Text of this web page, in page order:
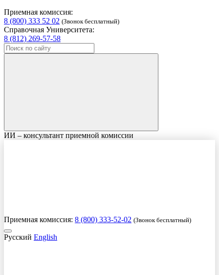
Приемная комиссия:
8 (800) 333 52 02 (Звонок бесплатный)
Справочная Университета:
8 (812) 269-57-58
ИИ – консультант приемной комиссии
Приемная комиссия: 8 (800) 333-52-02 (Звонок бесплатный)
Русский English